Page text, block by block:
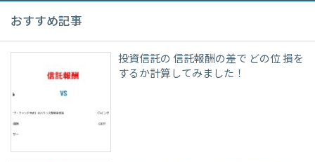
おすすめ記事
投資信託の 信託報酬の差で どの位 損を
するか計算してみました！